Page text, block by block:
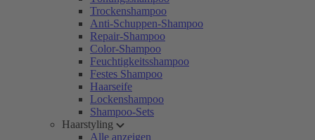
Trockenshampoo
Anti-Schuppen-Shampoo
Repair-Shampoo
Color-Shampoo
Feuchtigkeitsshampoo
Festes Shampoo
Haarseife
Lockenshampoo
Shampoo-Sets
Haarstyling
Alle anzeigen